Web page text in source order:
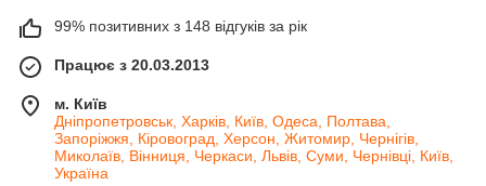
99% позитивних з 148 відгуків за рік
Працює з 20.03.2013
м. Київ
Дніпропетровськ, Харків, Київ, Одеса, Полтава,
Запоріжжя, Кіровоград, Херсон, Житомир, Чернігів,
Миколаїв, Вінниця, Черкаси, Львів, Суми, Чернівці, Київ,
Україна